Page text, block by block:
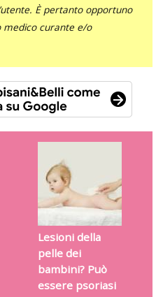
È pertanto opportuno
medico curante e/o
Lesioni della
pelle dei
bambini? Può
essere psoriasi